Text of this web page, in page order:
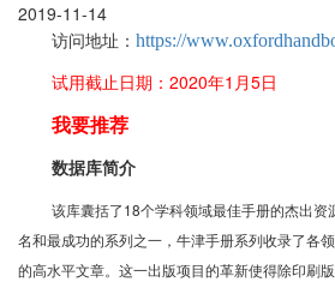
2019-11-14
访问地址： https://
试用截止日期：2020年1月5日
我要推荐
数据库简介
该库囊括了18个学科领域最佳手册的杰出资
名和最成功的系列之一，牛津手册系列收录了各
的高水平文章。这一出版项目的革新使得除印刷